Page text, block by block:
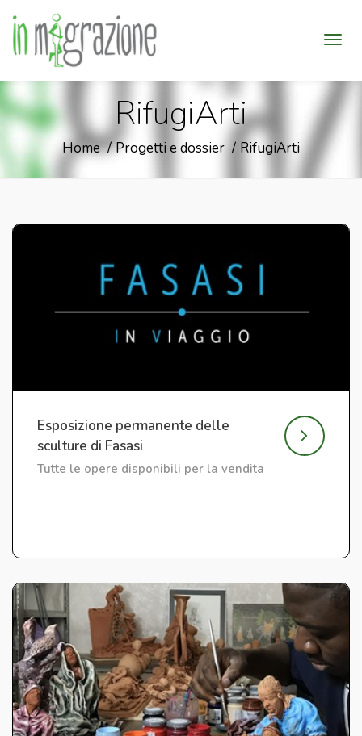
RifugiArti
Home Progetti e dossier RifugiArti
Esposizione permanente delle
sculture di Fasasi
Tutte le opere disponibili per la vendita